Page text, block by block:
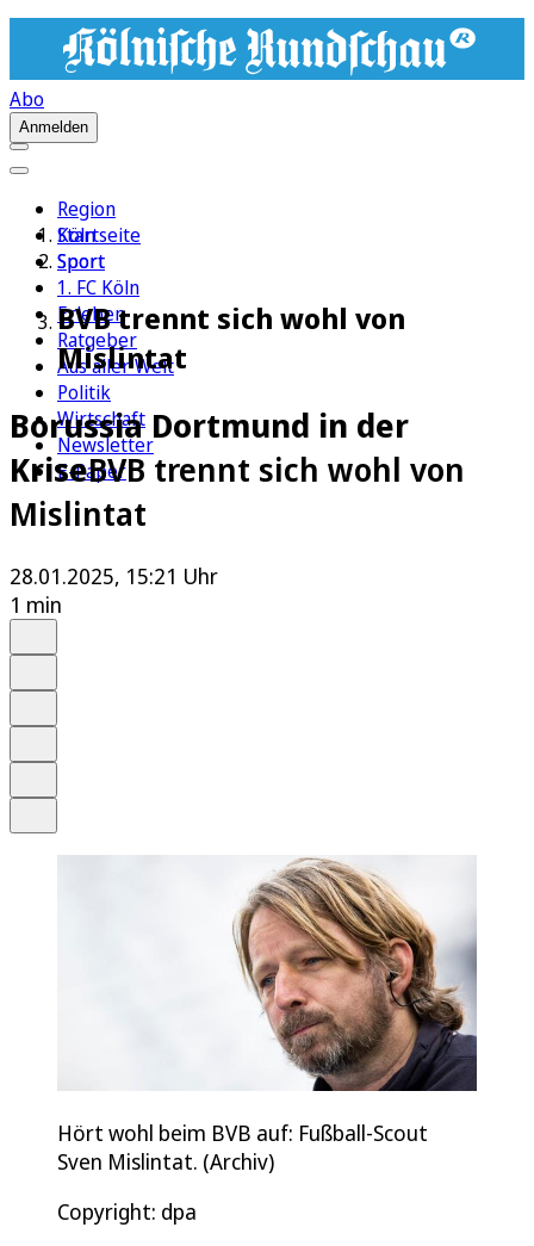
Abo
Anmelden
Region
Köln
Sport
1. FC Köln
Erleben
Ratgeber
Aus aller Welt
Politik
Wirtschaft
Newsletter
E-Paper
Startseite
Sport
BVB trennt sich wohl von
Mislintat
Borussia Dortmund in der
KriseBVB trennt sich wohl von
Mislintat
28.01.2025, 15:21 Uhr
1 min
Hört wohl beim BVB auf: Fußball-Scout
Sven Mislintat. (Archiv)
Copyright: dpa